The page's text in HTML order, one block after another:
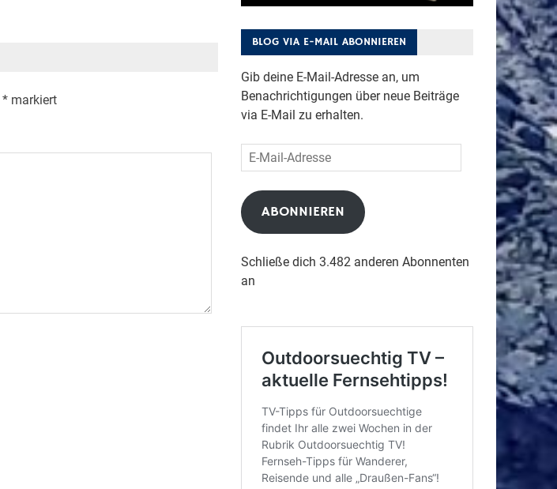
*markiert
BLOG VIA E-MAIL ABONNIEREN
Gib deine E-Mail-Adresse an, um
Benachrichtigungen über neue Beiträge
via E-Mail zu erhalten.
E-
Mail-
Adresse
ABONNIEREN
Schließe dich 3.482 anderen Abonnenten
an